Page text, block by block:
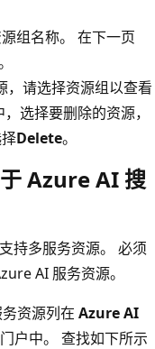
组名称。 在下一页
，请选择资源组以查看
选择要删除的资源，
Delete。
Azure AI 搜
持多服务资源。 必须
AI 服务资源。
资源列在 Azure AI
户中。 查找如下所示